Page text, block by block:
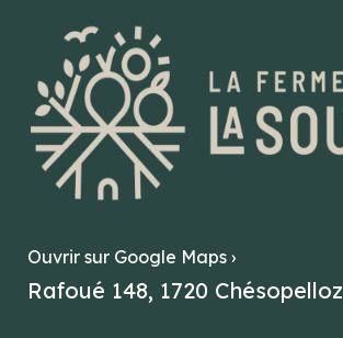
Ouvrir sur Google Maps ›
Rafoué 148, 1720 Chésopelloz